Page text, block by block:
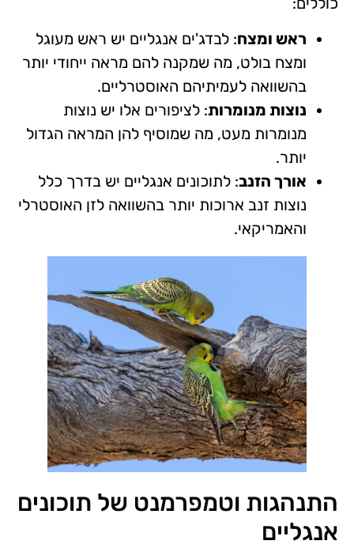
ראש ומצח: לבדג'ים אנגליים יש ראש מעוגל
ומצח בולט, מה שמקנה להם מראה ייחודי יותר
בהשוואה לעמיתיהם האוסטרליים.
נוצות מנומרות: לציפורים אלו יש נוצות
מנומרות מעט, מה שמוסיף להן המראה הגדול
יותר.
אורך הזנב: לתוכונים אנגליים יש בדרך כלל
נוצות זנב ארוכות יותר בהשוואה לזן האוסטרלי
והאמריקאי.
התנהגות וטמפרמנט של תוכונים
אנגליים